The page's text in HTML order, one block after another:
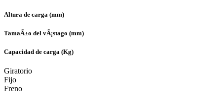
Altura de carga (mm)
TamaÃ±o del vÃ¡stago (mm)
Capacidad de carga (Kg)
Giratorio
Fijo
Freno